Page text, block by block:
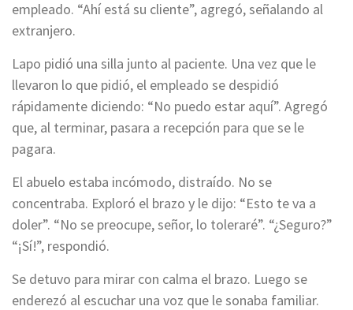
empleado. “Ahí está su cliente”, agregó, señalando al
extranjero.
Lapo pidió una silla junto al paciente. Una vez que le
llevaron lo que pidió, el empleado se despidió
rápidamente diciendo: “No puedo estar aquí”. Agregó
que, al terminar, pasara a recepción para que se le
pagara.
El abuelo estaba incómodo, distraído. No se
concentraba. Exploró el brazo y le dijo: “Esto te va a
doler”. “No se preocupe, señor, lo toleraré”. “¿Seguro?”
“¡Sí!”, respondió.
Se detuvo para mirar con calma el brazo. Luego se
enderezó al escuchar una voz que le sonaba familiar.